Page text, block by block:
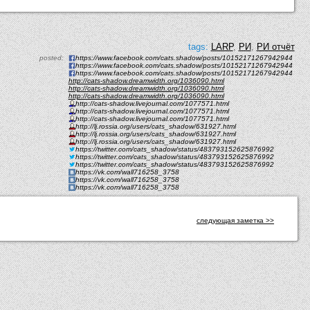
tags: LARP,РИ,РИ отчёт
posted:
https://www.facebook.com/cats.shadow/posts/10152171267942944
https://www.facebook.com/cats.shadow/posts/10152171267942944
https://www.facebook.com/cats.shadow/posts/10152171267942944
http://cats-shadow.dreamwidth.org/1036090.html
http://cats-shadow.dreamwidth.org/1036090.html
http://cats-shadow.dreamwidth.org/1036090.html
http://cats-shadow.livejournal.com/1077571.html
http://cats-shadow.livejournal.com/1077571.html
http://cats-shadow.livejournal.com/1077571.html
http://lj.rossia.org/users/cats_shadow/631927.html
http://lj.rossia.org/users/cats_shadow/631927.html
http://lj.rossia.org/users/cats_shadow/631927.html
https://twitter.com/cats_shadow/status/483793152625876992
https://twitter.com/cats_shadow/status/483793152625876992
https://twitter.com/cats_shadow/status/483793152625876992
https://vk.com/wall716258_3758
https://vk.com/wall716258_3758
https://vk.com/wall716258_3758
следующая заметка >>